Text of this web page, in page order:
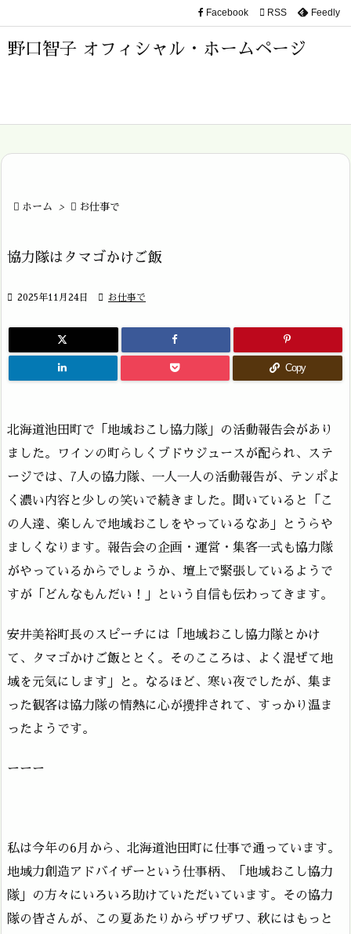
野口智子 オフィシャル・ホームページ

前へ

Facebook  RSS Feedly
 ホーム >  お仕事で
協力隊はタマゴかけご飯
 2025年11月24日  お仕事で
Copy
北海道池田町で「地域おこし協力隊」の活動報告会があり
ました。ワインの町らしくブドウジュースが配られ、ステ
ージでは、7人の協力隊、一人一人の活動報告が、テンポよ
く濃い内容と少しの笑いで続きました。聞いていると「こ
の人達、楽しんで地域おこしをやっているなあ」とうらや
ましくなります。報告会の企画・運営・集客一式も協力隊
がやっているからでしょうか、壇上で緊張しているようで
すが「どんなもんだい！」という自信も伝わってきます。
安井美裕町長のスピーチには「地域おこし協力隊とかけ
て、タマゴかけご飯ととく。そのこころは、よく混ぜて地
域を元気にします」と。なるほど、寒い夜でしたが、集ま
った観客は協力隊の情熱に心が攪拌されて、すっかり温ま
ったようです。
ーーー
私は今年の6月から、北海道池田町に仕事で通っています。
地域力創造アドバイザーという仕事柄、「地域おこし協力
隊」の方々にいろいろ助けていただいています。その協力
隊の皆さんが、この夏あたりからザワザワ、秋にはもっと